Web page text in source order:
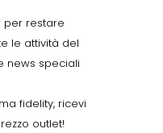
per restare
le attività del
news speciali
fidelity, ricevi
outlet!